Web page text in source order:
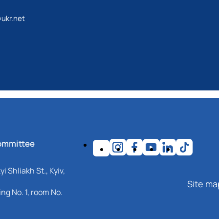
Shliakh St., Kyiv,
No. 1, room No.
Site